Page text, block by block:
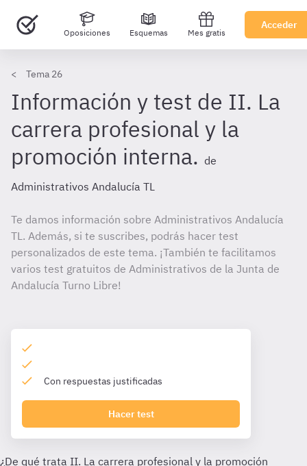
Oposiciones Esquemas Mes gratis
Acceder
Tema 26
Información y test de II. La
carrera profesional y la
promoción interna. de
Administrativos Andalucía TL
Te damos información sobre Administrativos Andalucía
TL. Además, si te suscribes, podrás hacer test
personalizados de este tema. ¡También te facilitamos
varios test gratuitos de Administrativos de la Junta de
Andalucía Turno Libre!
Con respuestas justificadas
Hacer test